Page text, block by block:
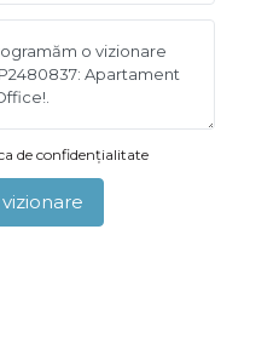
de confidențialitate